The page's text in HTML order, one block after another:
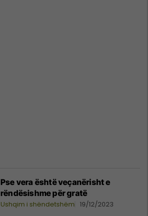
Pse vera është veçanërisht e
rëndësishme për gratë
Ushqim i shëndetshëm 19/12/2023